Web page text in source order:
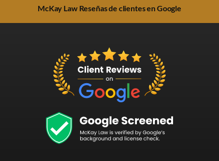
McKay Law Reseñas de clientes en Google